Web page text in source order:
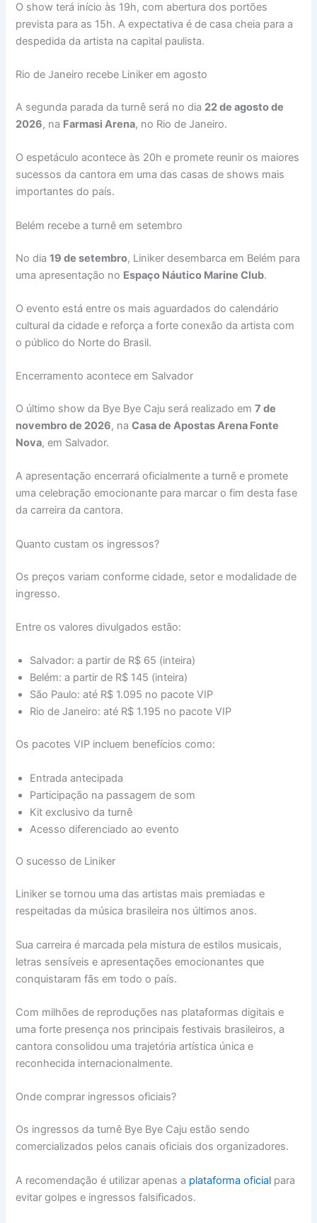
O show terá início às 19h, com abertura dos portões
prevista para as 15h. A expectativa é de casa cheia para a
despedida da artista na capital paulista.
Rio de Janeiro recebe Liniker em agosto
A segunda parada da turnê será no dia 22 de agosto de
2026, na Farmasi Arena, no Rio de Janeiro.
O espetáculo acontece às 20h e promete reunir os maiores
sucessos da cantora em uma das casas de shows mais
importantes do país.
Belém recebe a turnê em setembro
No dia19 de setembro, Liniker desembarca em Belém para
uma apresentação no Espaço Náutico Marine Club.
O evento está entre os mais aguardados do calendário
cultural da cidade e reforça a forte conexão da artista com
o público do Norte do Brasil.
Encerramento acontece em Salvador
O último show da Bye Bye Caju será realizado em7 de
novembro de 2026, naCasa de Apostas Arena Fonte
Nova, em Salvador.
A apresentação encerrará oficialmente a turnê e promete
uma celebração emocionante para marcar o fim desta fase
da carreira da cantora.
Quanto custam os ingressos?
Os preços variam conforme cidade, setor e modalidade de
ingresso.
Entre os valores divulgados estão:
Salvador: a partir de R$ 65 (inteira)
Belém: a partir de R$ 145 (inteira)
São Paulo: até R$ 1.095 no pacote VIP
Rio de Janeiro: até R$ 1.195 no pacote VIP
Os pacotes VIP incluem benefícios como:
Entrada antecipada
Participação na passagem de som
Kit exclusivo da turnê
Acesso diferenciado ao evento
O sucesso de Liniker
Liniker se tornou uma das artistas mais premiadas e
respeitadas da música brasileira nos últimos anos.
Sua carreira é marcada pela mistura de estilos musicais,
letras sensíveis e apresentações emocionantes que
conquistaram fãs em todo o país.
Com milhões de reproduções nas plataformas digitais e
uma forte presença nos principais festivais brasileiros, a
cantora consolidou uma trajetória artística única e
reconhecida internacionalmente.
Onde comprar ingressos oficiais?
Os ingressos da turnê Bye Bye Caju estão sendo
comercializados pelos canais oficiais dos organizadores.
A recomendação é utilizar apenas a plataforma oficial para
evitar golpes e ingressos falsificados.